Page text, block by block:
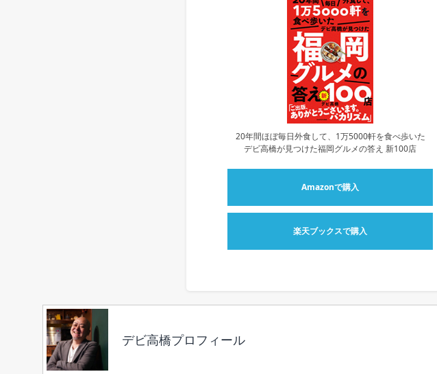
20年間ほぼ毎日外食して、1万5000軒を食べ歩いた
デビ高橋が見つけた福岡グルメの答え 新100店
Amazonで購入
楽天ブックスで購入
デビ高橋プロフィール